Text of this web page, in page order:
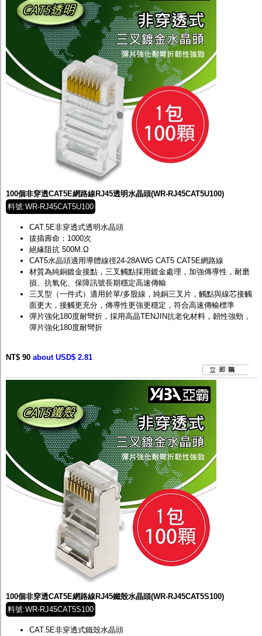
100個非穿透CAT5E網路線RJ45透明水晶頭(WR-RJ45CAT5U100)
料號:WR-RJ45CAT5U100
CAT.5E非穿透式透明水晶頭
拔插壽命：1000次
絕緣阻抗 500M.Ω
CAT5水晶頭適用導體線徑24-28AWG CAT5 CAT5E網路線
材質為純銅鍍金接點，三叉觸點採用鍍金處理，加強傳導性，耐磨
損、抗氧化、保障訊號長期穩定高速傳輸
三叉型（一件式）適用於單/多股線，純銅三叉片，觸點與線芯接觸
面更大，接觸更充分，傳導性更強更穩定，符合高速傳輸標準
彈片強化180度耐彎折，採用高晶TENJIN抗老化材料，韌性強勁，
彈片強化180度耐彎折
NT$ 90 about USD$ 2.81
100個非穿透CAT5E網路線RJ45鐵殼水晶頭(WR-RJ45CAT5S100)
料號:WR-RJ45CAT5S100
CAT.5E非穿透式鐵殼水晶頭